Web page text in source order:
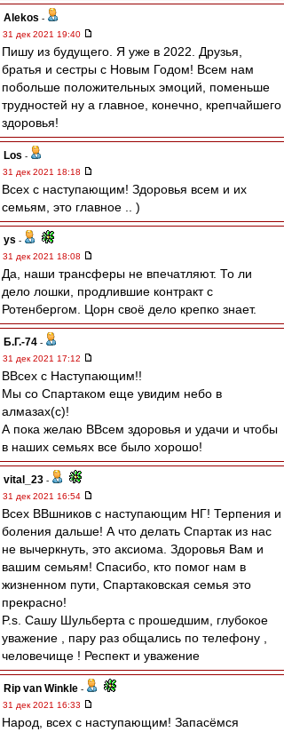
Alekos -
31 дек 2021 19:40
Пишу из будущего. Я уже в 2022. Друзья,
братья и сестры с Новым Годом! Всем нам
побольше положительных эмоций, поменьше
трудностей ну а главное, конечно, крепчайшего
здоровья!
Los -
31 дек 2021 18:18
Всех с наступающим! Здоровья всем и их
семьям, это главное .. )
ys -
31 дек 2021 18:08
Да, наши трансферы не впечатляют. То ли
дело лошки, продлившие контракт с
Ротенбергом. Цорн своё дело крепко знает.
Б.Г.-74 -
31 дек 2021 17:12
ВВсех с Наступающим!!
Мы со Спартаком еще увидим небо в
алмазах(с)!
А пока желаю ВВсем здоровья и удачи и чтобы
в наших семьях все было хорошо!
vital_23 -
31 дек 2021 16:54
Всех ВВшников с наступающим НГ! Терпения и
боления дальше! А что делать Спартак из нас
не вычеркнуть, это аксиома. Здоровья Вам и
вашим семьям! Спасибо, кто помог нам в
жизненном пути, Спартаковская семья это
прекрасно!
P.s. Сашу Шульберта с прошедшим, глубокое
уважение , пару раз общались по телефону ,
человечище ! Респект и уважение
Rip van Winkle -
31 дек 2021 16:33
Народ, всех с наступающим! Запасёмся